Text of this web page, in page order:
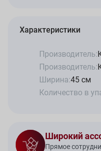
Характеристики
Производитель:
Производитель:
Ширина:45 см
Количество в
Широкий
Прямое